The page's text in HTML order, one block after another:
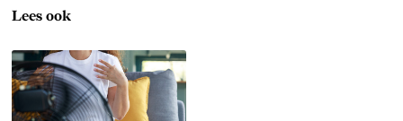
Lees ook